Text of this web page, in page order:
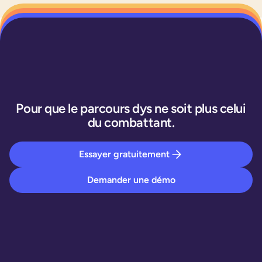
Pour que le parcours dys ne soit plus celui
du combattant.
Essayer gratuitement
Demander une démo